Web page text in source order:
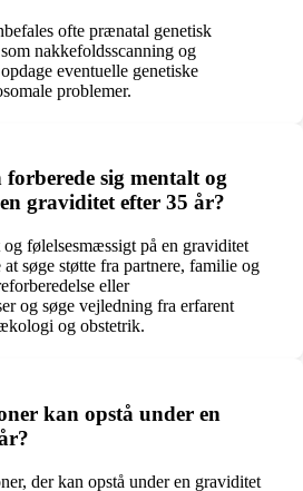
ofte prænatal genetisk
nakkefoldsscanning og
eventuelle genetiske
problemer.
sig mentalt og
graviditet efter 35 år?
følelsesmæssigt på en graviditet
søge støtte fra partnere, familie og
eller
og søge vejledning fra erfarent
og obstetrik.
kan opstå under en
der kan opstå under en graviditet